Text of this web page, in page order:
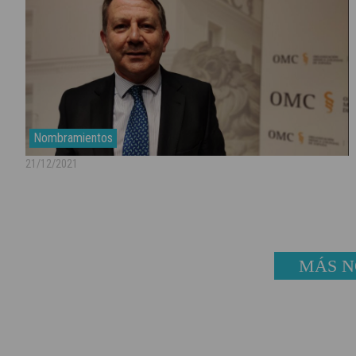
Nombramientos
21/12/2021
MÁS